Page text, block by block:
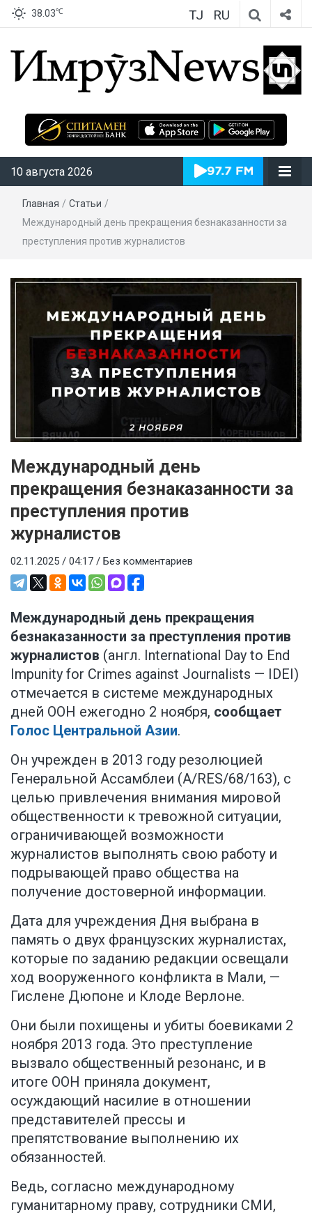
38.03℃ TJ RU
ИмрӯзNews
10 августа 2026
Главная / Статьи /
Международный день прекращения безнаказанности за
преступления против журналистов
Международный день
прекращения безнаказанности за
преступления против
журналистов
02.11.2025 / 04:17 / Без комментариев
Международный день прекращения
безнаказанности за преступления против
журналистов (англ. International Day to End
Impunity for Crimes against Journalists — IDEI)
отмечается в системе международных
дней ООН ежегодно 2 ноября, сообщает
Голос Центральной Азии.
Он учрежден в 2013 году резолюцией
Генеральной Ассамблеи (A/RES/68/163), с
целью привлечения внимания мировой
общественности к тревожной ситуации,
ограничивающей возможности
журналистов выполнять свою работу и
подрывающей право общества на
получение достоверной информации.
Дата для учреждения Дня выбрана в
память о двух французских журналистах,
которые по заданию редакции освещали
ход вооруженного конфликта в Мали, —
Гислене Дюпоне и Клоде Верлоне.
Они были похищены и убиты боевиками 2
ноября 2013 года. Это преступление
вызвало общественный резонанс, и в
итоге ООН приняла документ,
осуждающий насилие в отношении
представителей прессы и
препятствование выполнению их
обязанностей.
Ведь, согласно международному
гуманитарному праву, сотрудники СМИ,